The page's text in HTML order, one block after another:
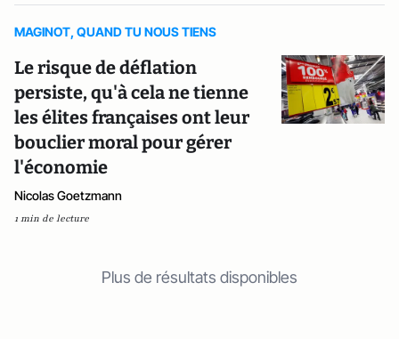
MAGINOT, QUAND TU NOUS TIENS
Le risque de déflation
persiste, qu'à cela ne tienne
les élites françaises ont leur
bouclier moral pour gérer
l'économie
Nicolas Goetzmann
1 min de lecture
Plus de résultats disponibles